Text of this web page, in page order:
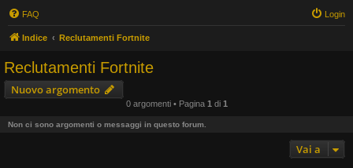
FAQ Login
Indice Reclutamenti Fortnite
Reclutamenti Fortnite
Nuovo argomento
0 argomenti • Pagina 1 di 1
Non ci sono argomenti o messaggi in questo forum.
Vai a